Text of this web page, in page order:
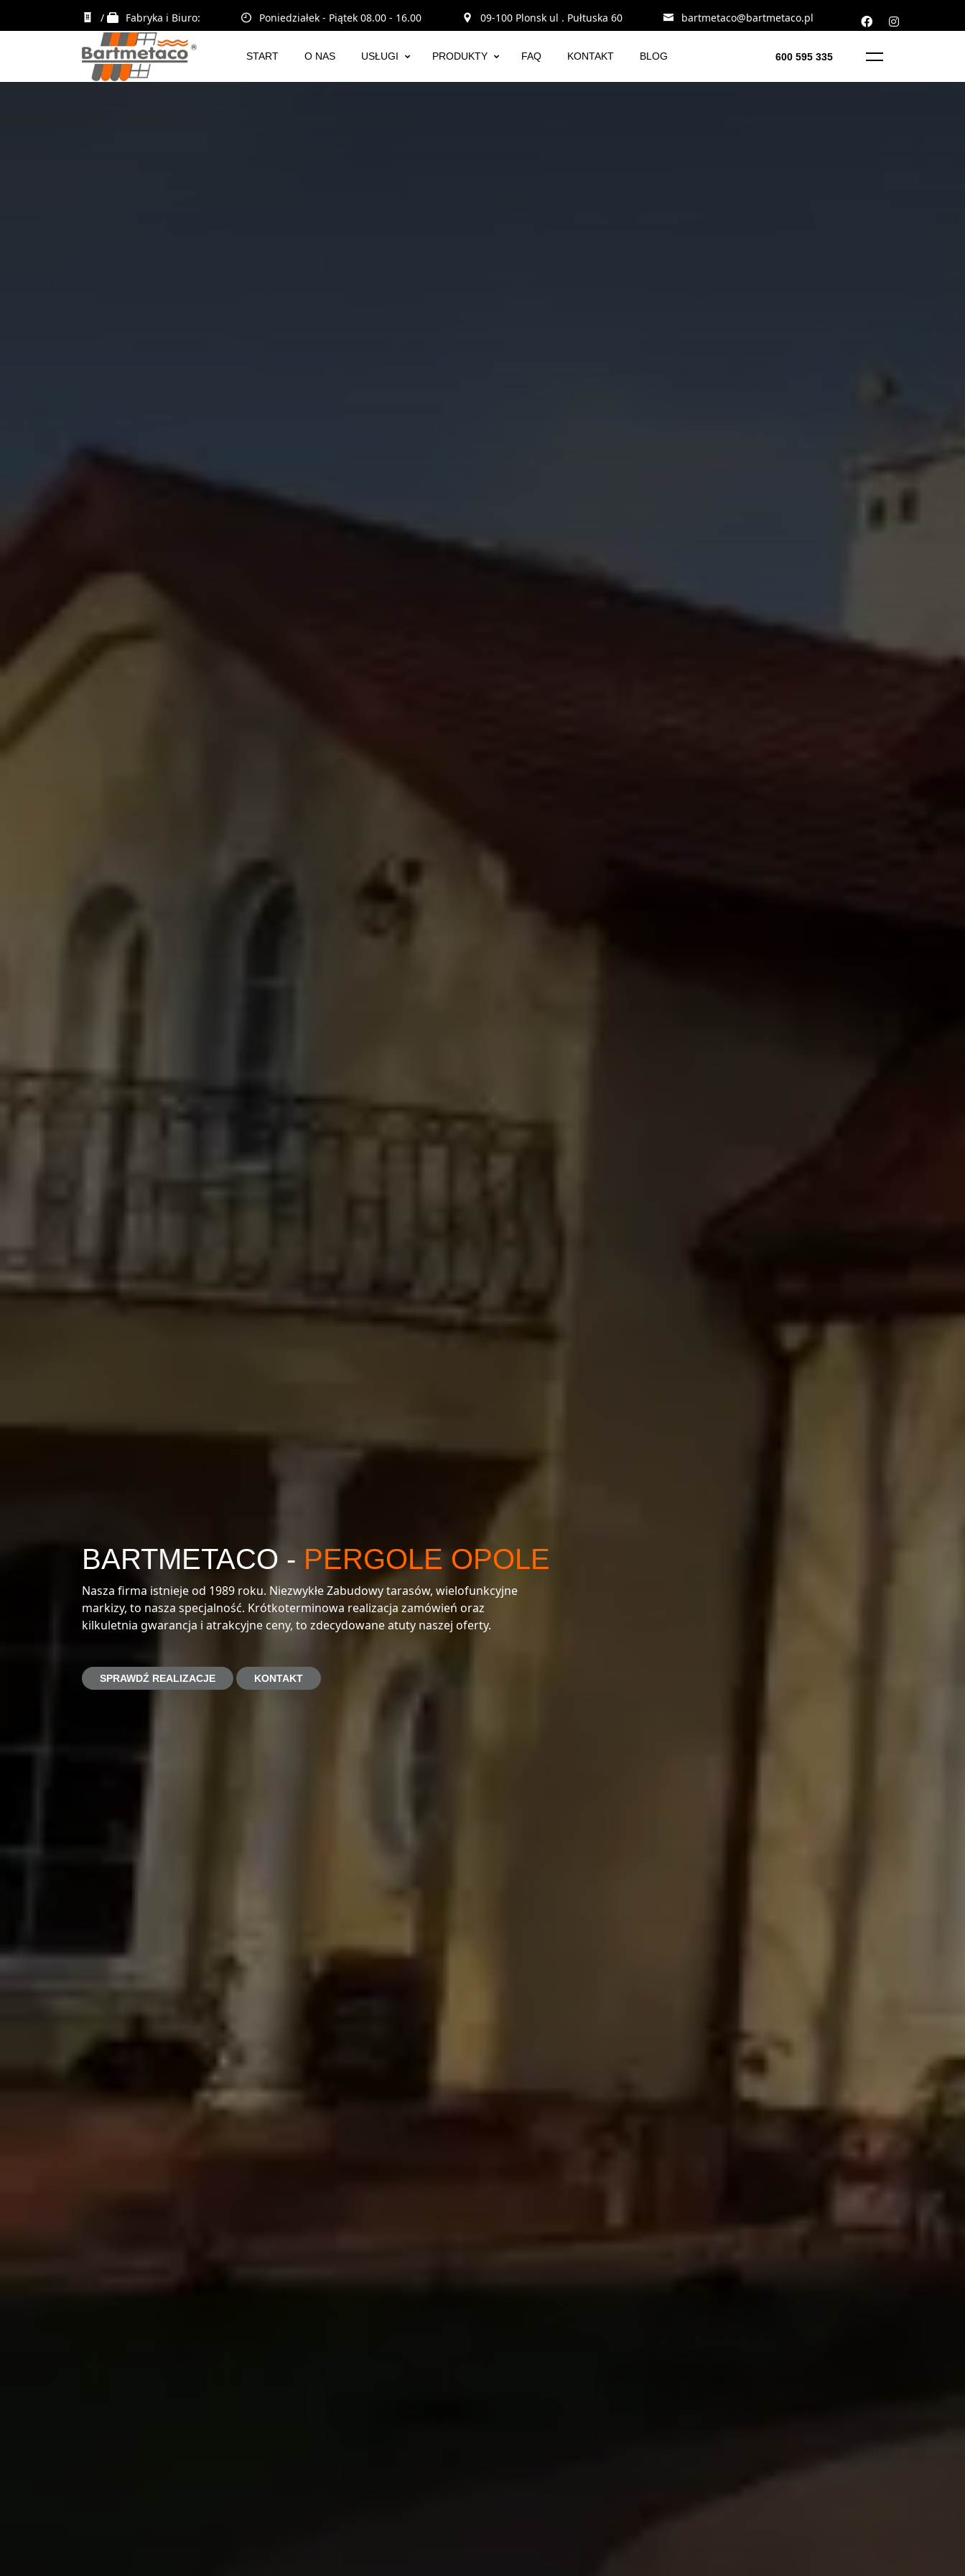
/ Fabryka i Biuro: Poniedziałek - Piątek 08.00 - 16.00 09-100 Plonsk ul . Pułtuska 60 bartmetaco@bartmetaco.pl
START O NAS USŁUGI PRODUKTY FAQ KONTAKT BLOG 600 595 335
BARTMETACO - PERGOLE OPOLE
Nasza firma istnieje od 1989 roku. Niezwykłe Zabudowy tarasów, wielofunkcyjne
markizy, to nasza specjalność. Krótkoterminowa realizacja zamówień oraz
kilkuletnia gwarancja i atrakcyjne ceny, to zdecydowane atuty naszej oferty.
SPRAWDŹ REALIZACJE KONTAKT